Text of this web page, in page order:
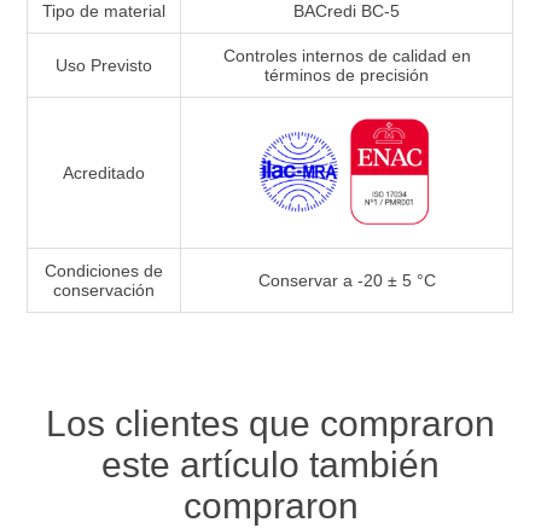
Tipo de material BACredi BC-5
Uso Previsto
Controles internos de calidad en
términos de precisión
Acreditado
Condiciones de
conservación
Conservar a -20 ± 5 °C
Los clientes que compraron
este artículo también
compraron